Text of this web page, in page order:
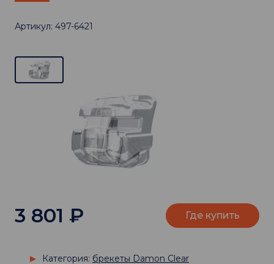
Артикул: 497-6421
Категория: брекеты Damon Clear
3 801 ₽ Где купить